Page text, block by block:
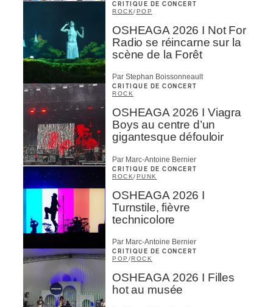
CRITIQUE DE CONCERT
ROCK/POP
OSHEAGA 2026 I Not For
Radio se réincarne sur la
scène de la Forêt
Par Stephan Boissonneault
CRITIQUE DE CONCERT
ROCK
OSHEAGA 2026 I Viagra
Boys au centre d’un
gigantesque défouloir
Par Marc-Antoine Bernier
CRITIQUE DE CONCERT
ROCK/PUNK
OSHEAGA 2026 I
Turnstile, fièvre
technicolore
Par Marc-Antoine Bernier
CRITIQUE DE CONCERT
POP /ROCK
OSHEAGA 2026 I Filles
hot au musée